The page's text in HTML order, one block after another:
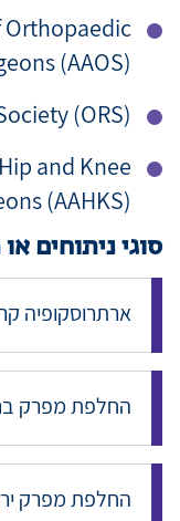
Orthopaedic
(AAOS)
(ORS)
and Knee
(AAHKS)
סוגי ניתוחים
ארתרוסקופיה
החלפת מפרק
החלפת מפרק